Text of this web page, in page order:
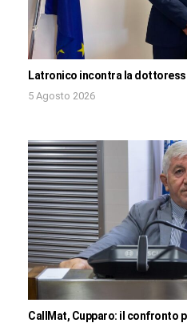
Latronico incontra la
5 Agosto 2026
CallMat, Cupparo: il confronto